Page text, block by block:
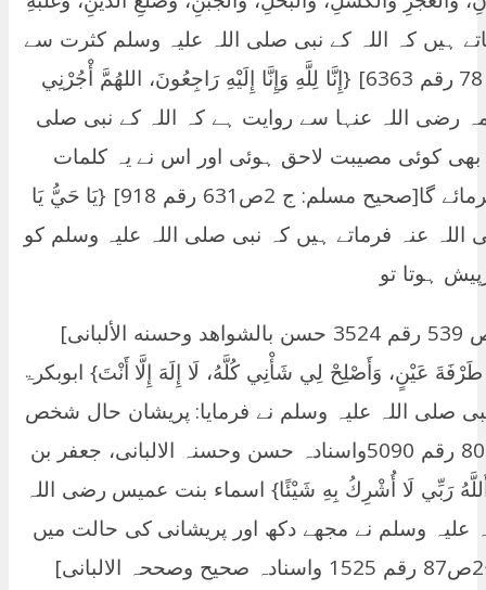
ہیں کہ اللہ کے نبی صلی اللہ علیہ وسلم کثرت سے
یہ دعاپڑھا کرتے تھے[صحيح البخاري:ج8ص 78 رقم 6363] {إِنَّا لِلَّهِ وَإِنَّا إِلَيْهِ رَاجِعُونَ، اللهُمَّ أْجُرْنِي
رضی اللہ عنہا سے روایت ہے کہ اللہ کے نبی صلی
کوئی مصیبت لاحق ہوئی اور اس نے یہ کلمات
پڑھے تو اللہ تعالی اسے نعم البدل عطاء فرمائے گا[صحيح مسلم: ج 2ص631 رقم 918] {يَا حَيُّ يَا
عنہ فرماتے ہیں کہ نبی صلی اللہ علیہ وسلم کو
ہوتا تو
آپ یہ دعاء پڑھتے تھے[سنن الترمذي :ج 5ص 539 رقم 3524 حسن بالشواهد وحسنه الألبانی]
عَيْنٍ، وَأَصْلِحْ لِي شَأْنِي كُلَّهُ، لَا إِلَهَ إِلَّا أَنْتَ} ابوبکرۃ
صلی اللہ علیہ وسلم نے فرمایا: پریشان حال شخص
کے لئے یہ دعاء ہے[سنن ابي داؤد :ج 4ص805 رقم 5090واسنادہ حسن وحسنہ الالبانی، جعفر بن
رَبِّي لَا أُشْرِكُ بِهِ شَيْئًا} اسماء بنت عمیس رضی اللہ
علیہ وسلم نے مجھے دکھ اور پریشانی کی حالت میں